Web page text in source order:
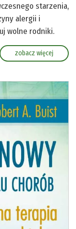
starzenia,
alergii i
wolne rodniki.
zobacz więcej